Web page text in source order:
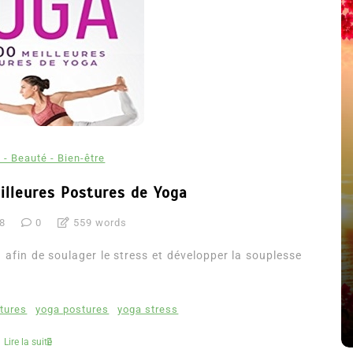
- Beauté - Bien-être
Postures de Yoga
0 559 words
de soulager le stress et développer la souplesse
yoga postures yoga stress
Lire la suite
8 Juil 2026 0